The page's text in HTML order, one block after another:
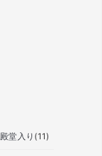
殿堂入り (11)